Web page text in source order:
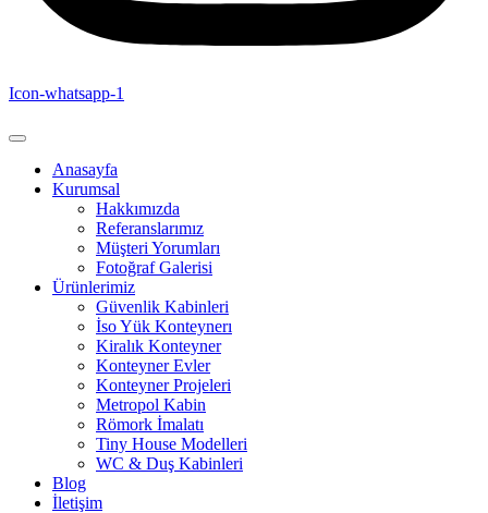
Icon-whatsapp-1
Anasayfa
Kurumsal
Hakkımızda
Referanslarımız
Müşteri Yorumları
Fotoğraf Galerisi
Ürünlerimiz
Güvenlik Kabinleri
İso Yük Konteynerı
Kiralık Konteyner
Konteyner Evler
Konteyner Projeleri
Metropol Kabin
Römork İmalatı
Tiny House Modelleri
WC & Duş Kabinleri
Blog
İletişim